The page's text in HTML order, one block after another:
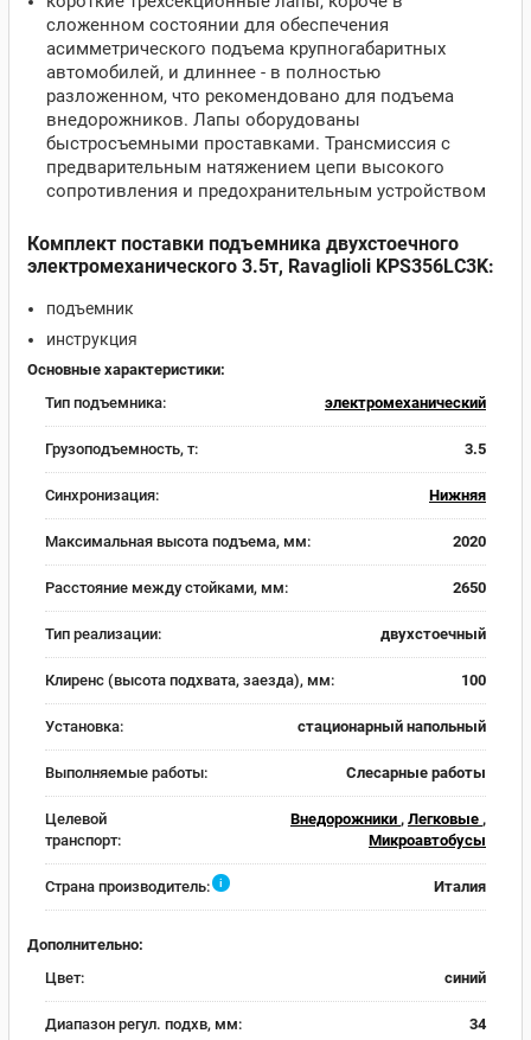
сложенном состоянии для обеспечения
асимметрического подъема крупногабаритных
автомобилей, и длиннее - в полностью
разложенном, что рекомендовано для подъема
внедорожников. Лапы оборудованы
быстросъемными проставками. Трансмиссия с
предварительным натяжением цепи высокого
сопротивления и предохранительным устройством
Комплект поставки подъемника двухстоечного
электромеханического 3.5т, Ravaglioli KPS356LC3K:
подъемник
инструкция
Основные характеристики:
Тип подъемника:
электромеханический
Грузоподъемность, т: 3.5
Синхронизация: Нижняя
Максимальная высота подъема, мм: 2020
Расстояние между стойками, мм: 2650
Тип реализации: двухстоечный
Клиренс (высота подхвата, заезда), мм: 100
Установка: стационарный напольный
Выполняемые работы: Слесарные работы
Целевой
транспорт:
Внедорожники , Легковые ,
Микроавтобусы
Страна производитель: i Италия
Дополнительно:
Цвет:
синий
Диапазон регул. подхв, мм: 34